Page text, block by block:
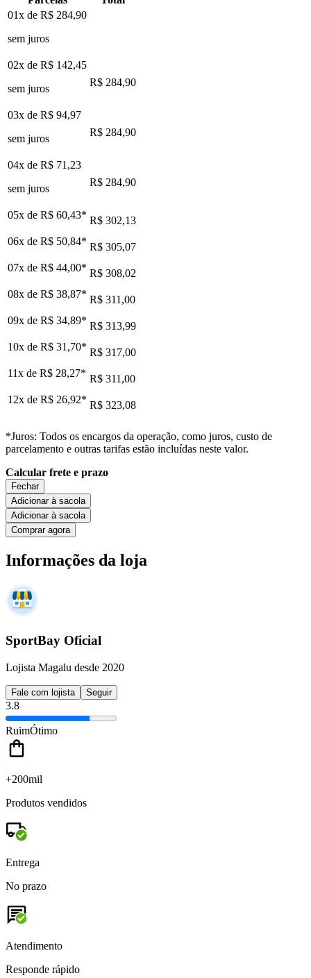
01x de R$ 284,90
sem juros
02x de R$ 142,45
sem juros
R$ 284,90
03x de R$ 94,97
sem juros
R$ 284,90
04x de R$ 71,23
sem juros
R$ 284,90
05x de R$ 60,43* R$ 302,13
06x de R$ 50,84* R$ 305,07
07x de R$ 44,00* R$ 308,02
08x de R$ 38,87* R$ 311,00
09x de R$ 34,89* R$ 313,99
10x de R$ 31,70* R$ 317,00
11x de R$ 28,27* R$ 311,00
12x de R$ 26,92* R$ 323,08
*Juros: Todos os encargos da operação, como juros, custo de
parcelamento e outras tarifas estão incluídas neste valor.
Calcular frete e prazo
Fechar
Adicionar à sacola
Adicionar à sacola
Comprar agora
Informações da loja
SportBay Oficial
Lojista Magalu desde 2020
Fale com lojista Seguir
3.8
RuimÓtimo
+200mil
Produtos vendidos
Entrega
No prazo
Atendimento
Responde rápido